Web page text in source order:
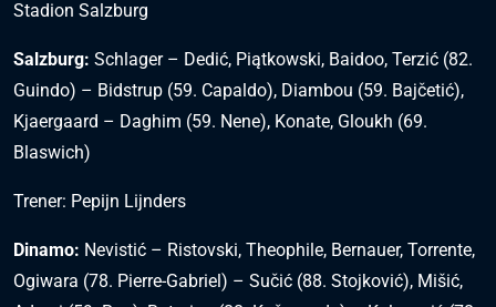
Stadion Salzburg
Salzburg: Schlager – Dedić, Piątkowski, Baidoo, Terzić (82.
Guindo) – Bidstrup (59. Capaldo), Diambou (59. Bajčetić),
Kjaergaard – Daghim (59. Nene), Konate, Gloukh (69.
Blaswich)
Trener: Pepijn Lijnders
Dinamo: Nevistić – Ristovski, Theophile, Bernauer, Torrente,
Ogiwara (78. Pierre-Gabriel) – Sučić (88. Stojković), Mišić,